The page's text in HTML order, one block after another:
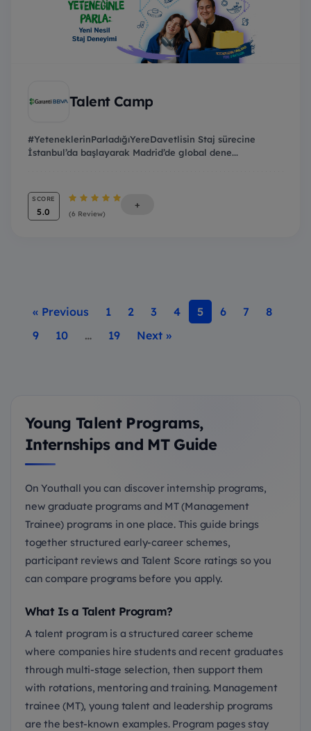
Talent Camp
#YeteneklerinParladığıYereDavetlisin Staj sürecine
İstanbul’da başlayarak Madrid’de global dene...
SCORE
5.0 (6 Review)
+
« Previous 1 2 3 4 5 6 7
8
9
10 … 19 Next »
Young Talent Programs,
Internships and MT Guide
On Youthall you can discover internship programs,
new graduate programs and MT (Management
Trainee) programs in one place. This guide brings
together structured early-career schemes,
participant reviews and Talent Score ratings so you
can compare programs before you apply.
What Is a Talent Program?
A talent program is a structured career scheme
where companies hire students and recent graduates
through multi-stage selection, then support them
with rotations, mentoring and training. Management
trainee (MT), young talent and leadership programs
are the best-known examples. Program pages stay